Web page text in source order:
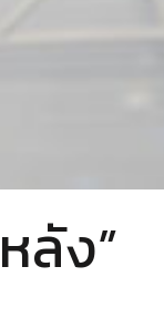
ลัง”